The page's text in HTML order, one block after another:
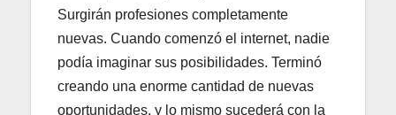
Surgirán profesiones completamente
nuevas. Cuando comenzó el internet, nadie
podía imaginar sus posibilidades. Terminó
creando una enorme cantidad de nuevas
oportunidades, y lo mismo sucederá con la